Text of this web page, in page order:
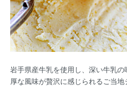
岩手県産牛乳を使用し、深い牛乳
厚な風味が贅沢に感じられるご当地